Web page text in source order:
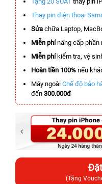
Thay pin điện thoại
Sửa chữa Laptop,
Miễn phínâng cấp phần
Miễn phíkiểm tra, vệ
Hoàn tiền 100% nếu
Máy ngoài Chế độ bảo
đến 300.000đ
(Tặng